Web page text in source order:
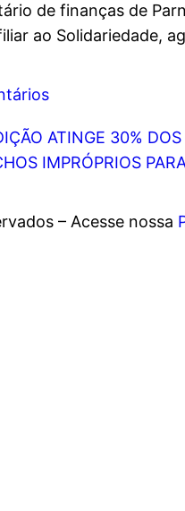
de finanças de
ao Solidariedade,
ATINGE 30%
IMPRÓPRIOS
– Acesse nossa